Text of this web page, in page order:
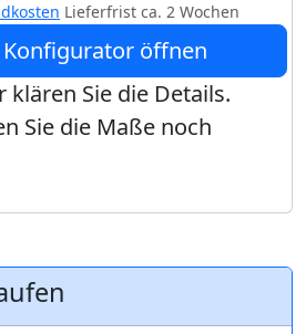
Lieferfrist ca. 2 Wochen
Konfigurator öffnen
Sie die Details.
Sie die Maße noch